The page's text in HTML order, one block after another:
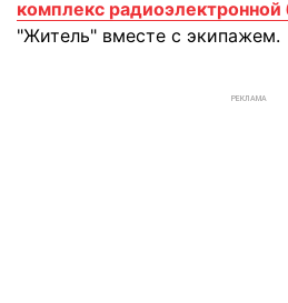
комплекс
"Житель" вместе с экипажем.
РЕКЛАМА